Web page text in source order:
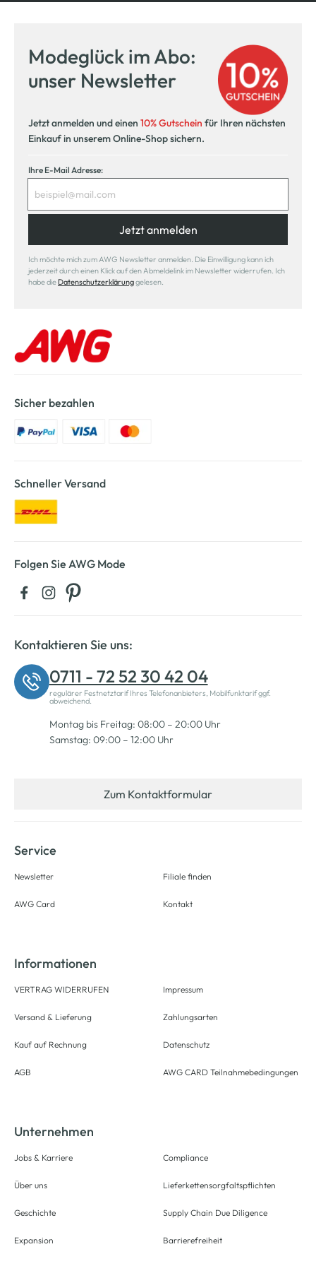
Kostenlose Filiallieferung
in Ihre Wunschfiliale
Modeglück im Abo:
unser Newsletter
Jetzt anmelden und einen 10% Gutschein für Ihren nächsten
Einkauf in unserem Online-Shop sichern.
Ihre E-Mail Adresse:
Jetzt anmelden
Ich möchte mich zum AWG Newsletter anmelden. Die Einwilligung kann ich
jederzeit durch einen Klick auf den Abmeldelink im Newsletter widerrufen. Ich
habe die Datenschutzerklärunggelesen.
Sicher bezahlen
Schneller Versand
Folgen Sie AWG Mode
Kontaktieren Sie uns:
0711 - 72 52 30 42 04
regulärer Festnetztarif Ihres Telefonanbieters, Mobilfunktarif ggf.
abweichend.
Montag bis Freitag: 08:00 – 20:00 Uhr
Samstag: 09:00 – 12:00 Uhr
Zum Kontaktformular
Service
Newsletter
AWG Card
Filiale finden
Kontakt
Informationen
VERTRAG WIDERRUFEN
Versand & Lieferung
Kauf auf Rechnung
AGB
Impressum
Zahlungsarten
Datenschutz
AWG CARD Teilnahmebedingungen
Unternehmen
Jobs & Karriere
Über uns
Geschichte
Expansion
Compliance
Lieferkettensorgfaltspflichten
Supply Chain Due Diligence
Barrierefreiheit